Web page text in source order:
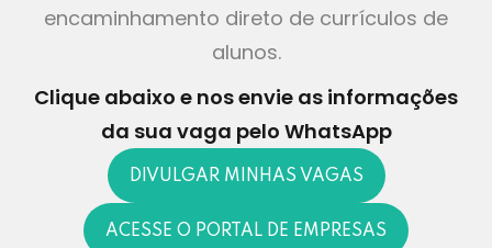
encaminhamento direto de currículos de
alunos.
Clique abaixo e nos envie as informações
da sua vaga pelo WhatsApp
DIVULGAR MINHAS VAGAS
ACESSE O PORTAL DE EMPRESAS